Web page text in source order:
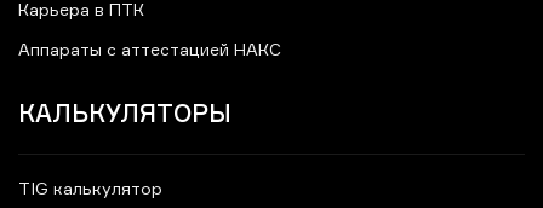
Карьера в ПТК
Аппараты с аттестацией НАКС
КАЛЬКУЛЯТОРЫ
TIG калькулятор